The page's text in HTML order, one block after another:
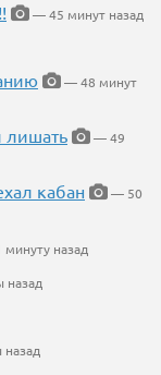
— 45 минут назад
— 48 минут
лишать
— 49
кабан
— 50
назад
назад